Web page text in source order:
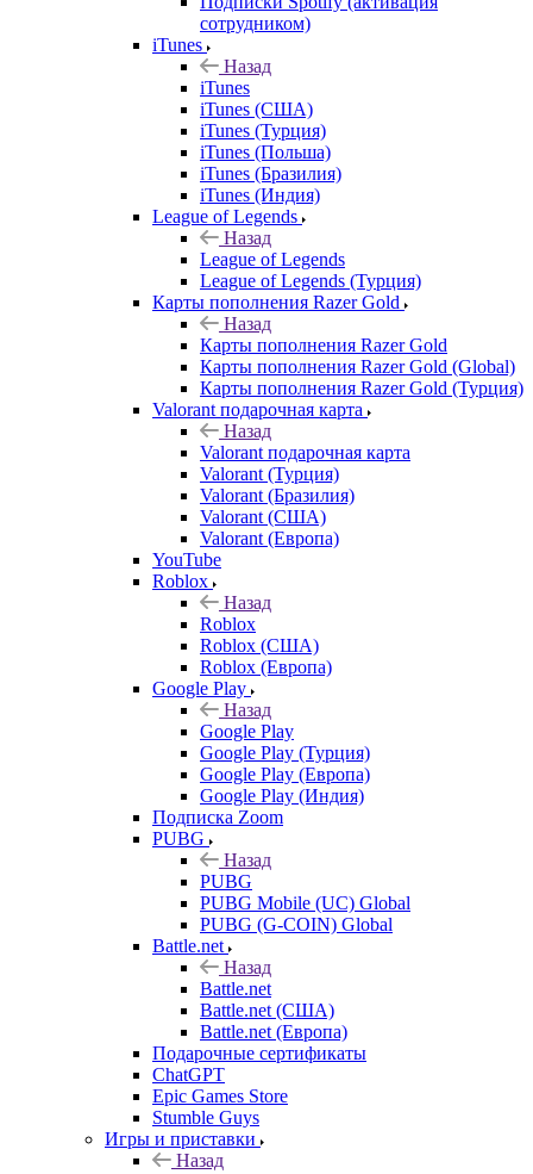
сотрудником)
iTunes
Назад
iTunes
iTunes (США)
iTunes (Турция)
iTunes (Польша)
iTunes (Бразилия)
iTunes (Индия)
League of Legends
Назад
League of Legends
League of Legends (Турция)
Карты пополнения Razer Gold
Назад
Карты пополнения Razer Gold
Карты пополнения Razer Gold (Global)
Карты пополнения Razer Gold (Турция)
Valorant подарочная карта
Назад
Valorant подарочная карта
Valorant (Турция)
Valorant (Бразилия)
Valorant (США)
Valorant (Европа)
YouTube
Roblox
Назад
Roblox
Roblox (США)
Roblox (Европа)
Google Play
Назад
Google Play
Google Play (Турция)
Google Play (Европа)
Google Play (Индия)
Подписка Zoom
PUBG
Назад
PUBG
PUBG Mobile (UC) Global
PUBG (G-COIN) Global
Battle.net
Назад
Battle.net
Battle.net (США)
Battle.net (Европа)
Подарочные сертификаты
ChatGPT
Epic Games Store
Stumble Guys
Игры и приставки
Назад